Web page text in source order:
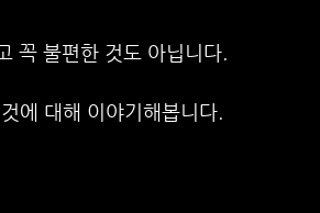
꼭 불편한 것도 아닙니다.
에 대해 이야기해봅니다.